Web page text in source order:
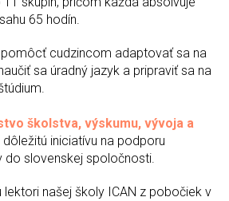
65 hodín.
cudzincom adaptovať sa na
sa úradný jazyk a pripraviť sa na
školstva, výskumu, vývoja a
iniciatívu na podporu
do slovenskej spoločnosti.
lektori našej školy ICAN z pobočiek v